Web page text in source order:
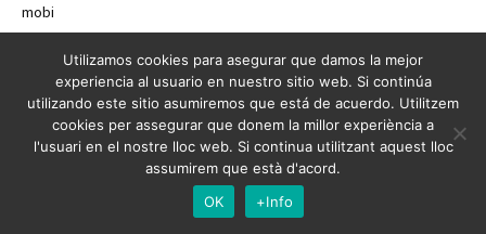
mobi
Senyalització a la terminal de creuers
de Barcelona
14 febrero, 2025
Senyalització a la terminal de creuers de Barcelona Senyalització
Utilizamos cookies para asegurar que damos la mejor
experiencia al usuario en nuestro sitio web. Si continúa
utilizando este sitio asumiremos que está de acuerdo. Utilitzem
cookies per assegurar que donem la millor experiència a
l'usuari en el nostre lloc web. Si continua utilitzant aquest lloc
assumirem que està d'acord.
OK
+Info